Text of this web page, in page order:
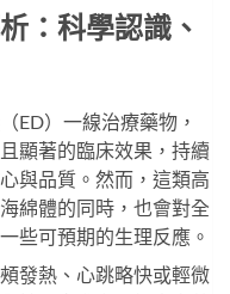
：科學認識、
ED）一線治療藥物，
顯著的臨床效果，持續
與品質。然而，這類高
綿體的同時，也會對全
些可預期的生理反應。
發熱、心跳略快或輕微